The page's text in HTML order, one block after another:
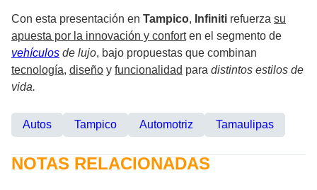
Con esta presentación en Tampico, Infiniti refuerza su
apuesta por la innovación y conforten el segmento de
vehículos de lujo, bajo propuestas que combinan
tecnología, diseño y funcionalidad para distintos estilos de
vida.
Autos Tampico Automotriz Tamaulipas
NOTAS RELACIONADAS